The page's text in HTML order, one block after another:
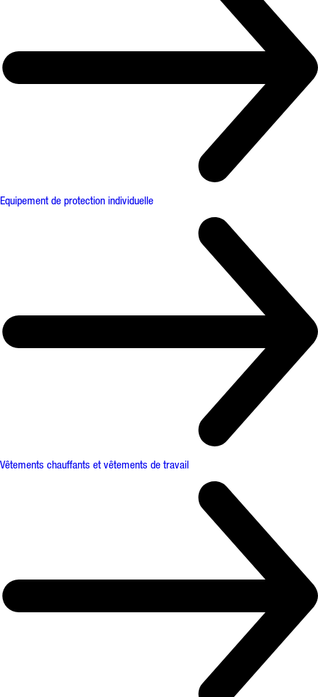
Equipement de protection individuelle
Vêtements chauffants et vêtements de travail